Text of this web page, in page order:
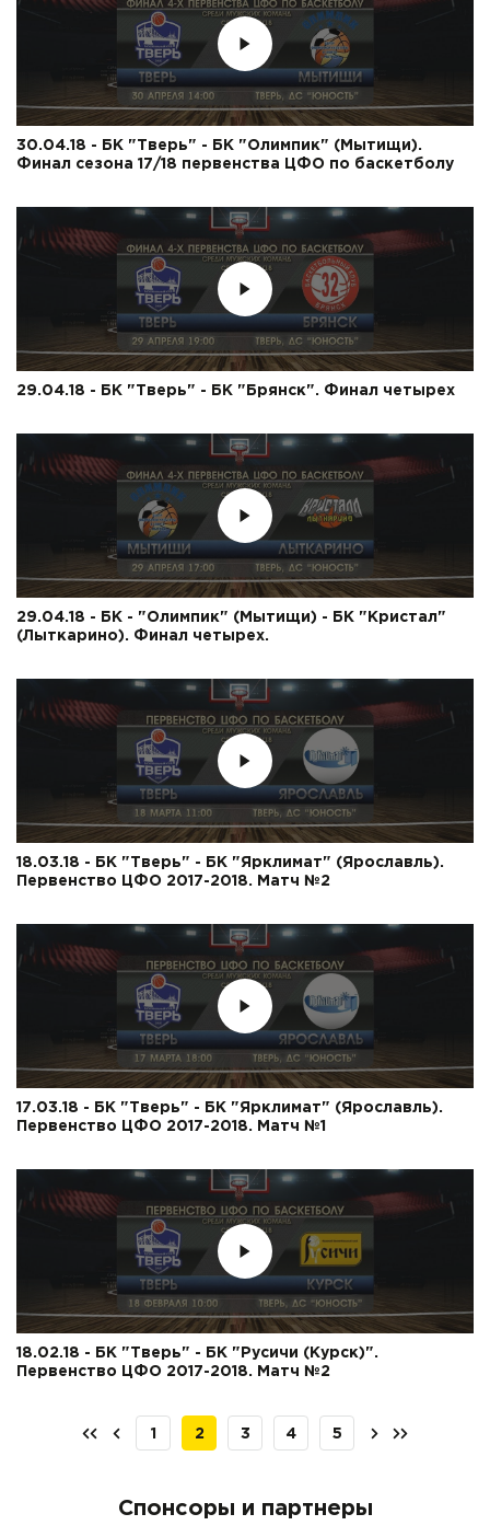
30.04.18 - БК "Тверь" - БК "Олимпик" (Мытищи).
Финал сезона 17/18 первенства ЦФО по баскетболу
29.04.18 - БК "Тверь" - БК "Брянск". Финал четырех
29.04.18 - БК - "Олимпик" (Мытищи) - БК "Кристал"
(Лыткарино). Финал четырех.
18.03.18 - БК "Тверь" - БК "Ярклимат" (Ярославль).
Первенство ЦФО 2017-2018. Матч №2
17.03.18 - БК "Тверь" - БК "Ярклимат" (Ярославль).
Первенство ЦФО 2017-2018. Матч №1
18.02.18 - БК "Тверь" - БК "Русичи (Курск)".
Первенство ЦФО 2017-2018. Матч №2
1 2 3 4 5
Спонсоры и партнеры